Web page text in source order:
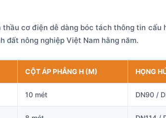
cơ điện dễ dàng bóc tách thông tin cấu
đất nông nghiệp Việt Nam hằng năm.
CỘT ÁP PHẲNG H (M) HỌNG
10 mét DN90 /